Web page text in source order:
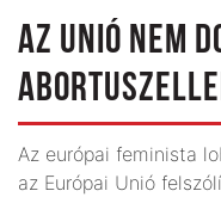
AZ UNIÓ NEM
Az európai feminista
az Európai Unió